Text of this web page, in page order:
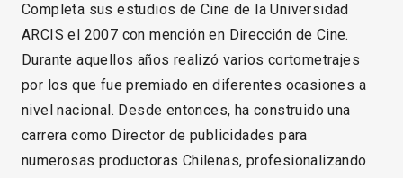
Completa sus estudios de Cine de la Universidad
ARCIS el 2007 con mención en Dirección de Cine.
Durante aquellos años realizó varios cortometrajes
por los que fue premiado en diferentes ocasiones a
nivel nacional. Desde entonces, ha construido una
carrera como Director de publicidades para
numerosas productoras Chilenas, profesionalizando